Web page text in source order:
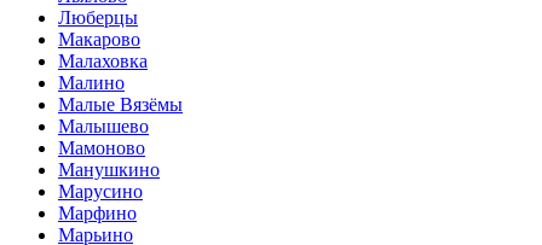
Люберцы
Макарово
Малаховка
Малино
Малые Вязёмы
Малышево
Мамоново
Манушкино
Марусино
Марфино
Марьино